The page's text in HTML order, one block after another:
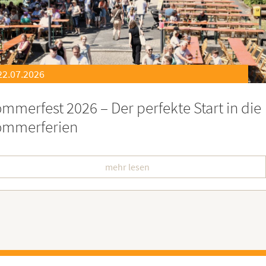
21.07.2026
zu Ehren besonders
mehr lesen